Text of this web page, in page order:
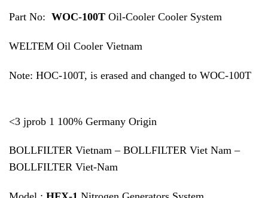
Part No: WOC-100T Oil-Cooler Cooler System
WELTEM Oil Cooler Vietnam
Note: HOC-100T, is erased and changed to WOC-100T
<3 jprob 1 100% Germany Origin
BOLLFILTER Vietnam – BOLLFILTER Viet Nam –
BOLLFILTER Viet-Nam